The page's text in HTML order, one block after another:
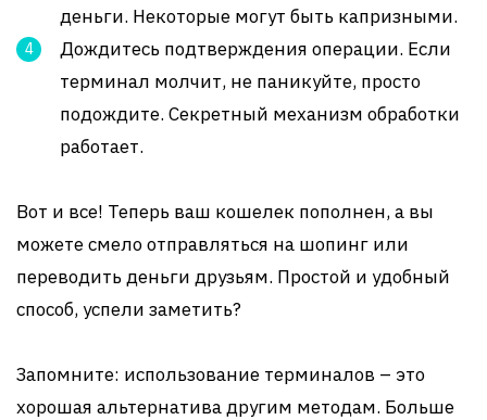
деньги. Некоторые могут быть капризными.
Дождитесь подтверждения операции. Если
терминал молчит, не паникуйте, просто
подождите. Секретный механизм обработки
работает.
Вот и все! Теперь ваш кошелек пополнен, а вы
можете смело отправляться на шопинг или
переводить деньги друзьям. Простой и удобный
способ, успели заметить?
Запомните: использование терминалов – это
хорошая альтернатива другим методам. Больше